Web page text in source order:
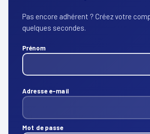
Pas encore adhérent ? Créez votre
quelques secondes.
Prénom
Adresse e-mail
Mot de passe